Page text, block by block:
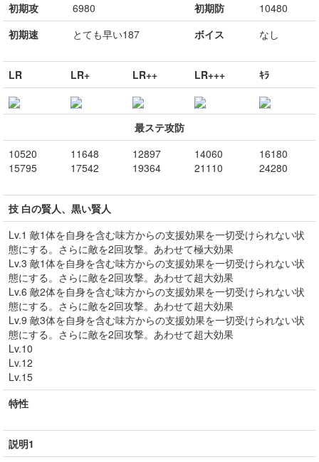
初期攻
6980 初期防
10480
初期速
とても早い187 ボイス なし
LR LR+ LR++ LR+++ ｷﾗ
最ステ攻防
10520
15795
11648
17542
12897
19364
14060
21110
16180
24280
技 白の賢人、黒い賢人
Lv.1 敵1体を自身を含む味方からの支援効果を一切受けられない状
態にする。さらに敵を2回攻撃。あわせて極大効果
Lv.3 敵1体を自身を含む味方からの支援効果を一切受けられない状
態にする。さらに敵を2回攻撃。あわせて超大効果
Lv.6 敵2体を自身を含む味方からの支援効果を一切受けられない状
態にする。さらに敵を2回攻撃。あわせて超大効果
Lv.9 敵3体を自身を含む味方からの支援効果を一切受けられない状
態にする。さらに敵を2回攻撃。あわせて超大効果
Lv.10
Lv.12
Lv.15
特性
説明1